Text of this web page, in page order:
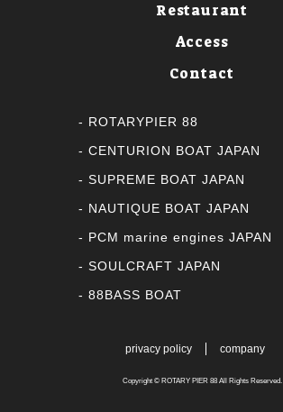
Restaurant
Access
Contact
ROTARYPIER 88
CENTURION BOAT JAPAN
SUPREME BOAT JAPAN
NAUTIQUE BOAT JAPAN
PCM marine engines JAPAN
SOULCRAFT JAPAN
88BASS BOAT
privacy policy company
Copyright © ROTARY PIER 88All Rights Reserved.